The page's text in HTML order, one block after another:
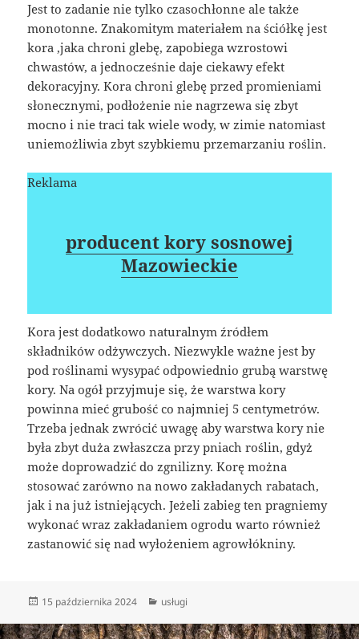
Jest to zadanie nie tylko czasochłonne ale także
monotonne. Znakomitym materiałem na ściółkę jest
kora ,jaka chroni glebę, zapobiega wzrostowi
chwastów, a jednocześnie daje ciekawy efekt
dekoracyjny. Kora chroni glebę przed promieniami
słonecznymi, podłożenie nie nagrzewa się zbyt
mocno i nie traci tak wiele wody, w zimie natomiast
uniemożliwia zbyt szybkiemu przemarzaniu roślin.
Reklama
producent kory sosnowej
Mazowieckie
Kora jest dodatkowo naturalnym źródłem
składników odżywczych. Niezwykle ważne jest by
pod roślinami wysypać odpowiednio grubą warstwę
kory. Na ogół przyjmuje się, że warstwa kory
powinna mieć grubość co najmniej 5 centymetrów.
Trzeba jednak zwrócić uwagę aby warstwa kory nie
była zbyt duża zwłaszcza przy pniach roślin, gdyż
może doprowadzić do zgnilizny. Korę można
stosować zarówno na nowo zakładanych rabatach,
jak i na już istniejących. Jeżeli zabieg ten pragniemy
wykonać wraz zakładaniem ogrodu warto również
zastanowić się nad wyłożeniem agrowłókniny.
Data
15 października 2024 Kategorie
usługi